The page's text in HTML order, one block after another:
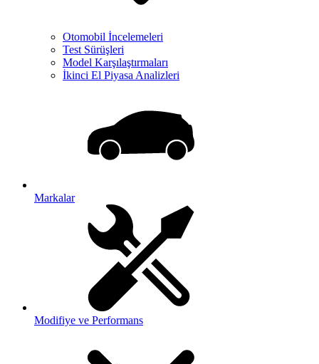
Otomobil İncelemeleri
Test Sürüşleri
Model Karşılaştırmaları
İkinci El Piyasa Analizleri
Markalar
Modifiye ve Performans